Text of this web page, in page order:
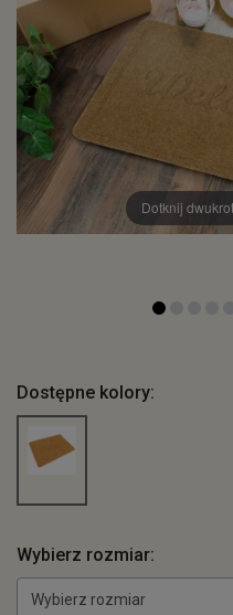
Dotknij
Dostępne kolory:
Wybierz rozmiar:
Wybierz rozmiar